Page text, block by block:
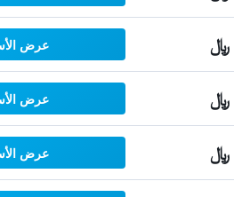
عرض
عرض
عرض